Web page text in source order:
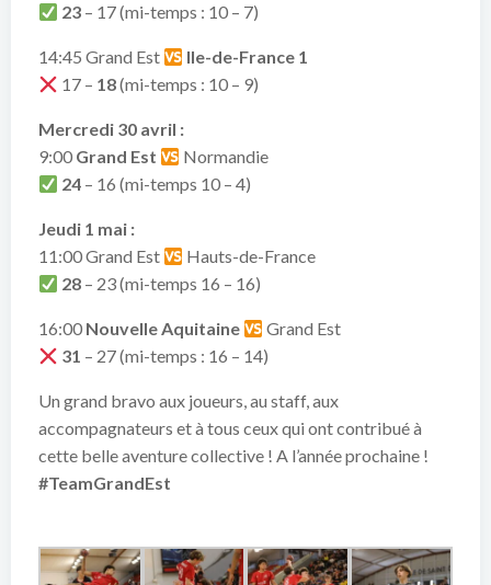
23 – 17 (mi-temps : 10 – 7)
14:45 Grand Est
Ile-de-France 1
17 – 18(mi-temps : 10 – 9)
Mercredi 30 avril :
9:00 Grand Est
Normandie
24 – 16 (mi-temps 10 – 4)
Jeudi 1 mai :
11:00 Grand Est
Hauts-de-France
28 – 23 (mi-temps 16 – 16)
16:00 Nouvelle Aquitaine
Grand Est
31 – 27 (mi-temps : 16 – 14)
Un grand bravo aux joueurs, au staff, aux
accompagnateurs et à tous ceux qui ont contribué à
cette belle aventure collective ! A l’année prochaine !
#TeamGrandEst